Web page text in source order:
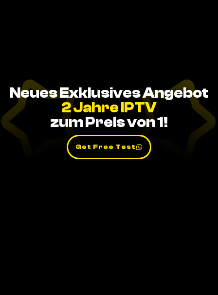
Neues Exklusives Angebot
2 Jahre IPTV
zum Preis von 1!
Get Free Test